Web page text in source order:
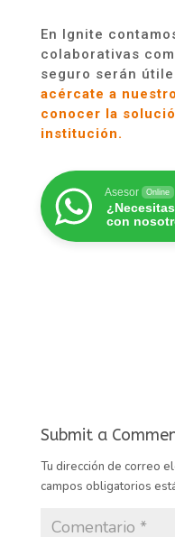
En Ignite
colaborativas
seguro serán
acércate a
conocer la
institución.
Asesor Online
con
Submit a
Tu dirección de correo
campos obligatorios